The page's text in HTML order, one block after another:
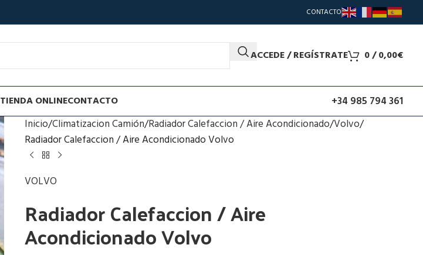
CONTACTO
ACCEDE / REGÍSTRATE 0/0,00€
TIENDA ONLINECONTACTO +34 985 794 361
Inicio Climatizacion Camión Radiador Calefaccion / Aire Acondicionado Volvo
Radiador Calefaccion / Aire Acondicionado Volvo
VOLVO
Radiador Calefaccion / Aire
Acondicionado Volvo